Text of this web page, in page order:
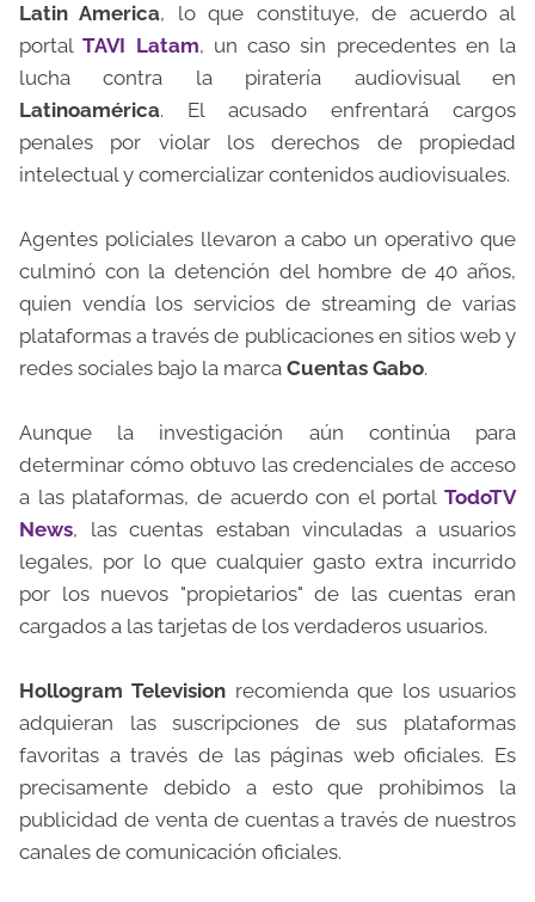
Latin America, lo que constituye, de acuerdo al
portalTAVI Latam, un caso sin precedentes en la
lucha contra la piratería audiovisual en
Latinoamérica. El acusado enfrentará cargos
penales por violar los derechos de propiedad
intelectual y comercializar contenidos audiovisuales.
Agentes policiales llevaron a cabo un operativo que
culminó con la detención del hombre de 40 años,
quien vendía los servicios de streaming de varias
plataformas a través de publicaciones en sitios web y
redes sociales bajo la marca Cuentas Gabo.
Aunque la investigación aún continúa para
determinar cómo obtuvo las credenciales de acceso
a las plataformas, de acuerdo con el portal TodoTV
News, las cuentas estaban vinculadas a usuarios
legales, por lo que cualquier gasto extra incurrido
por los nuevos "propietarios" de las cuentas eran
cargados a las tarjetas de los verdaderos usuarios.
Hollogram Television recomienda que los usuarios
adquieran las suscripciones de sus plataformas
favoritas a través de las páginas web oficiales. Es
precisamente debido a esto que prohibimos la
publicidad de venta de cuentas a través de nuestros
canales de comunicación oficiales.